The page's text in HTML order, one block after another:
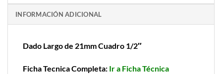
INFORMACIÓN ADICIONAL
Dado Largo de 21mm Cuadro 1/2″
Ficha Tecnica Completa: Ir a Ficha Técnica